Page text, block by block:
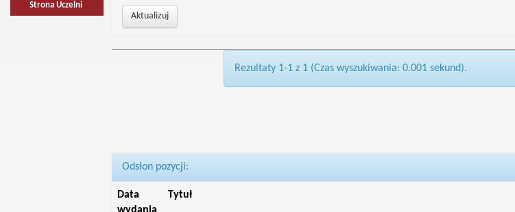
Strona Uczelni
Rezultaty 1-1 z 1 (Czas wyszukiwania: 0.001 sekund).
Odsłon pozycji:
Data
Tytuł